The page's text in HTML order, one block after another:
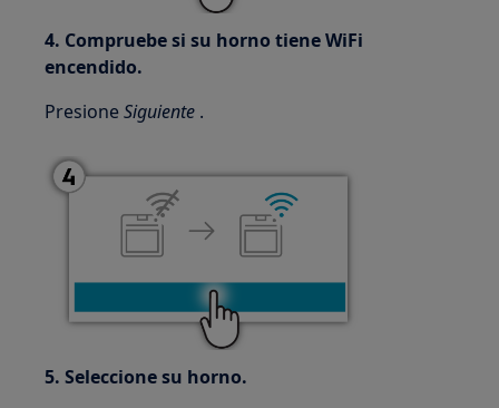
4. Compruebe si su horno tiene WiFi
encendido.
PresioneSiguiente .
5. Seleccione su horno.